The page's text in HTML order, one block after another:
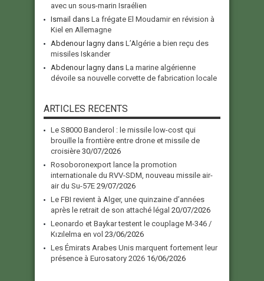
avec un sous-marin Israélien
Ismail dans La frégate El Moudamir en révision à
Kiel en Allemagne
Abdenour lagny dans L’Algérie a bien reçu des
missiles Iskander
Abdenour lagny dans La marine algérienne
dévoile sa nouvelle corvette de fabrication locale
ARTICLES RECENTS
Le S8000 Banderol : le missile low-cost qui
brouille la frontière entre drone et missile de
croisière 30/07/2026
Rosoboronexport lance la promotion
internationale du RVV-SDM, nouveau missile air-
air du Su-57E 29/07/2026
Le FBI revient à Alger, une quinzaine d’années
après le retrait de son attaché légal 20/07/2026
Leonardo et Baykar testent le couplage M-346 /
Kızılelma en vol 23/06/2026
Les Émirats Arabes Unis marquent fortement leur
présence à Eurosatory 2026 16/06/2026